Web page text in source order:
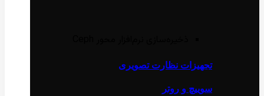
تجهیزات نظارت تصویری
سوییچ و روتر